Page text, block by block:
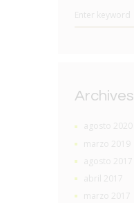
Archives
agosto 2020
marzo 2019
agosto 2017
abril 2017
marzo 2017